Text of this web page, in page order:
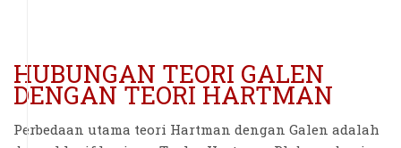
HUBUNGAN TEORI GALEN
DENGAN TEORI HARTMAN
Perbedaan utama teori Hartman dengan Galen adalah